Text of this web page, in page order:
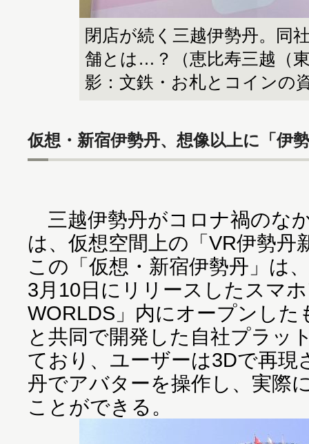
閉店が続く三越伊勢丹。同
舗とは…？（恵比寿三越（
影：文鉄・お札とコインの
仮想・新宿伊勢丹、想像以上に「伊
三越伊勢丹がコロナ禍のな
は、仮想空間上の「VR伊勢丹
この「仮想・新宿伊勢丹」は
3月10日にリリースしたスマ
WORLDS」内にオープンした
と共同で開発した自社プラッ
ており、ユーザーは3Dで再現
丹でアバターを操作し、実際